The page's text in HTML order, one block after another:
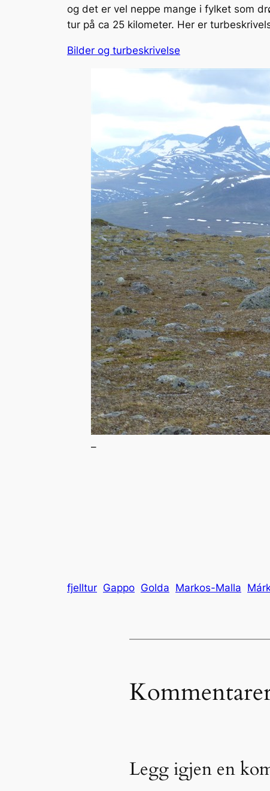
og det er vel neppe mange i fylket som
tur på ca 25 kilometer. Her er
Bilder og turbeskrivelse
–
fjelltur Gappo Golda Markos-Malla
Legg igjen en